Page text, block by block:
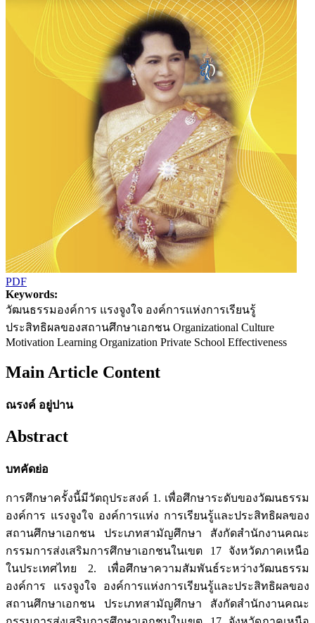
PDF
Keywords:
วัฒนธรรมองค์การ แรงจูงใจ องค์การแห่งการเรียนรู้
ประสิทธิผลของสถานศึกษาเอกชน Organizational Culture
Motivation Learning Organization Private School Effectiveness
Main Article Content
ณรงค์ อยู่ปาน
Abstract
บทคัดย่อ
การศึกษาครั้งนี้มีวัตถุประสงค์ 1. เพื่อศึกษาระดับของวัฒนธรรม
องค์การ แรงจูงใจ องค์การแห่ง การเรียนรู้และประสิทธิผลของ
สถานศึกษาเอกชน ประเภทสามัญศึกษา สังกัดสำนักงานคณะ
กรรมการส่งเสริมการศึกษาเอกชนในเขต 17 จังหวัดภาคเหนือ
ในประเทศไทย 2. เพื่อศึกษาความสัมพันธ์ระหว่างวัฒนธรรม
องค์การ แรงจูงใจ องค์การแห่งการเรียนรู้และประสิทธิผลของ
สถานศึกษาเอกชน ประเภทสามัญศึกษา สังกัดสำนักงานคณะ